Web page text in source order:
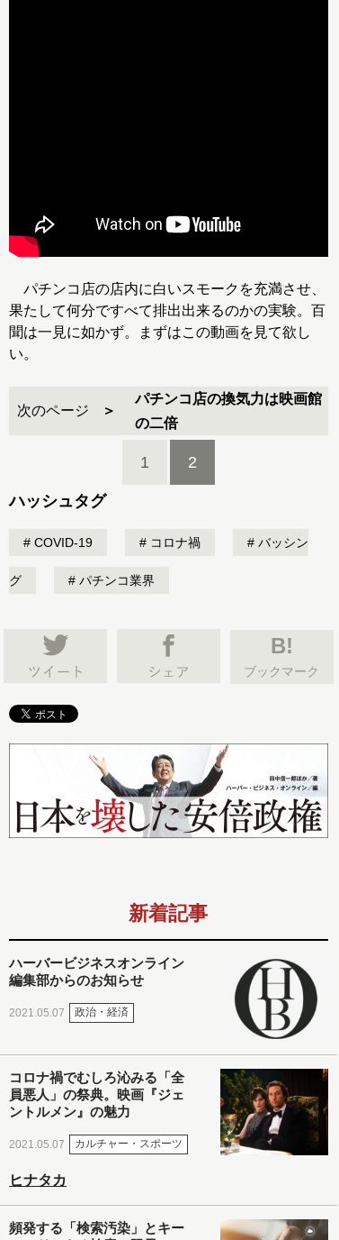
パチンコ店の店内に白いスモークを充満させ、
果たして何分ですべて排出出来るのかの実験。百
聞は一見に如かず。まずはこの動画を見て欲し
い。
次のページ
パチンコ店の換気力は映画館
の二倍
1 2
ハッシュタグ
COVID-19 コロナ禍 バッシン
グ パチンコ業界
B!
ブックマーク
新着記事
ハーバービジネスオンライン
編集部からのお知らせ
2021.05.07 政治・経済
コロナ禍でむしろ沁みる「全
員悪人」の祭典。映画『ジェ
ントルメン』の魅力
2021.05.07 カルチャー・スポーツ
ヒナタカ
頻発する「検索汚染」とキー